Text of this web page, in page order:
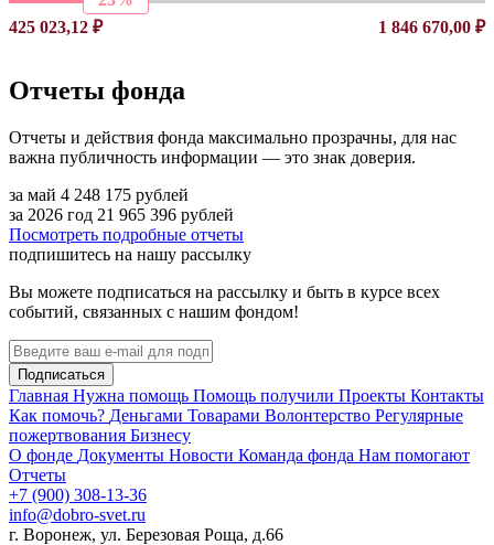
425 023,12 ₽
1 846 670,00 ₽
Отчеты фонда
Отчеты и действия фонда максимально прозрачны, для нас
важна публичность информации — это знак доверия.
за май 4 248 175 рублей
за 2026 год 21 965 396 рублей
Посмотреть подробные отчеты
подпишитесь на нашу рассылку
Вы можете подписаться на рассылку и быть в курсе всех
событий, связанных с нашим фондом!
Подписаться
Главная Нужна помощь Помощь получили Проекты Контакты
Как помочь? Деньгами Товарами Волонтерство Регулярные
пожертвования Бизнесу
О фонде Документы Новости Команда фонда Нам помогают
Отчеты
+7 (900) 308-13-36
info@dobro-svet.ru
г. Воронеж, ул. Березовая Роща, д.66